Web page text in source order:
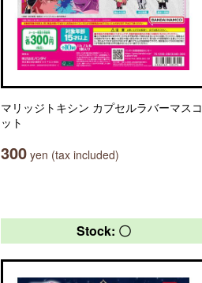
マリッジトキシン カプセルラバーマスコ
ット
300 yen (tax included)
Stock: 〇